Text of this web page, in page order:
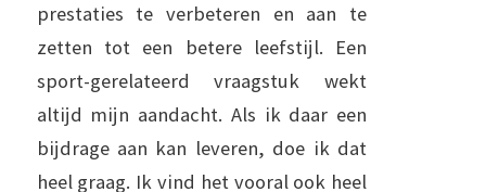
prestaties te verbeteren en aan te
zetten tot een betere leefstijl. Een
sport-gerelateerd vraagstuk wekt
altijd mijn aandacht. Als ik daar een
bijdrage aan kan leveren, doe ik dat
heel graag. Ik vind het vooral ook heel